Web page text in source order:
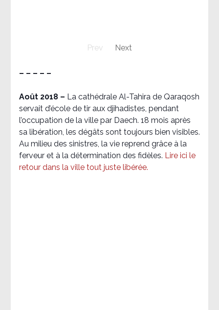
Prev Next
– – – – –
Août 2018 – La cathédrale Al-Tahira de Qaraqosh
servait d’école de tir aux djihadistes, pendant
l’occupation de la ville par Daech. 18 mois après
sa libération, les dégâts sont toujours bien visibles.
Au milieu des sinistres, la vie reprend grâce à la
ferveur et à la détermination des fidèles. Lire ici le
retour dans la ville tout juste libérée.